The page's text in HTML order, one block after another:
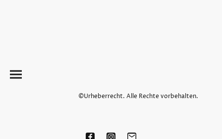
©Urheberrecht. Alle Rechte vorbehalten.